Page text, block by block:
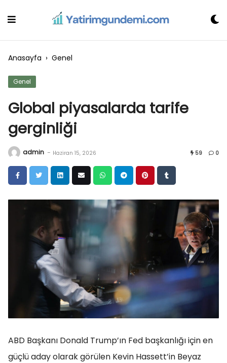
Anasayfa › Genel
Genel
Global piyasalarda tarife
gerginliği
admin - Haziran 15, 2026 59 0
ABD Başkanı Donald Trump’ın Fed başkanlığı için en
güçlü aday olarak görülen Kevin Hassett’in Beyaz